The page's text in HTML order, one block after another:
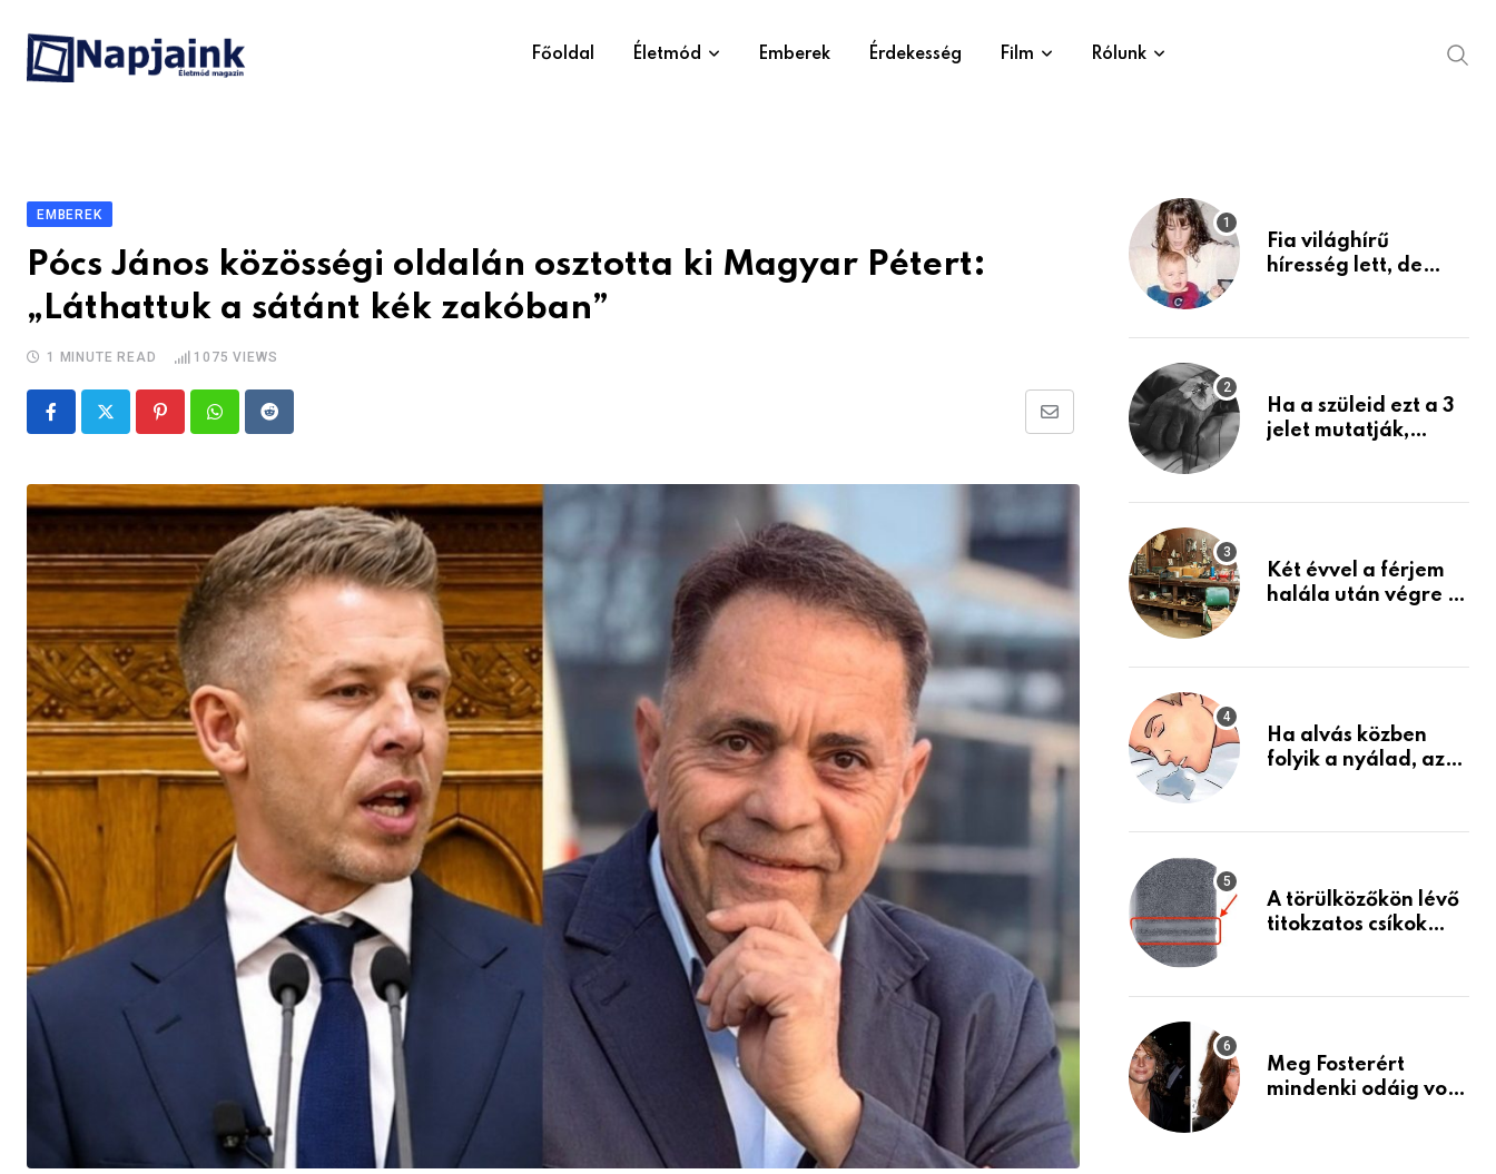
content
Főoldal Életmód Emberek Érdekesség Film Rólunk
EMBEREK
Pócs János közösségi oldalán osztotta ki Magyar Pétert:
„Láthattuk a sátánt kék zakóban”
1 MINUTE READ 1075 VIEWS
PinterestWhatsappReddit
Share
Email
Fia világhírű
híresség lett, de
mint azt el tudnád
Ha a szüleid ezt a 3
jelet mutatják,
Készülj fel arra, ami
Két évvel a férjem
halála után végre át
holmiját – amit
életemet
Ha alvás közben
folyik a nyálad, az
A törülközőkön lévő
titokzatos csíkok
Meg Fosterért
mindenki odáig volt